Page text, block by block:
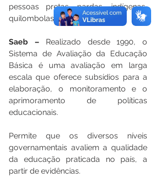
pessoas pretas, pardas, indígenas,
quilombolas e com deficiência.
Saeb – Realizado desde 1990, o
Sistema de Avaliação da Educação
Básica é uma avaliação em larga
escala que oferece subsídios para a
elaboração, o monitoramento e o
aprimoramento de políticas
educacionais.
Permite que os diversos níveis
governamentais avaliem a qualidade
da educação praticada no país, a
partir de evidências.